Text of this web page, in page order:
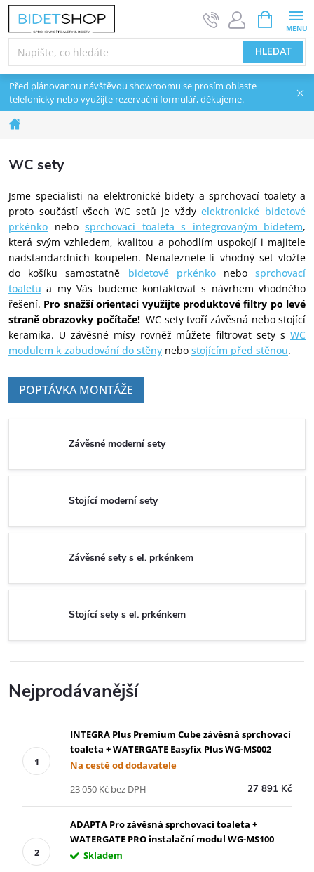
Přejít na obsah
HLEDAT
Před plánovanou návštěvou showroomu se prosím ohlaste
telefonicky nebo využijte rezervační formulář, děkujeme.
WC sety
Jsme specialisti na elektronické bidety a sprchovací toalety a
proto součástí všech WC setů je vždyelektronické bidetové
prkénko nebo sprchovací toaleta s integrovaným bidetem,
která svým vzhledem, kvalitou a pohodlím uspokojí i majitele
nadstandardních koupelen. Nenaleznete-li vhodný set vložte
do košíku samostatně bidetové prkénkonebosprchovací
toaletu a my Vás budeme kontaktovat s návrhem vhodného
řešení. Pro snažší orientaci využijte produktové filtry po levé
straně obrazovky počítače!WC sety tvoří závěsná nebo stojící
keramika. U závěsné mísy rovněž můžete filtrovat sety s WC
modulem k zabudování do stěny nebo stojícím před stěnou.
POPTÁVKA MONTÁŽE
Závěsné moderní sety
Stojící moderní sety
Závěsné sety s el. prkénkem
Stojící sety s el. prkénkem
Nejprodávanější
INTEGRA Plus Premium Cube závěsná sprchovací
toaleta + WATERGATE Easyfix Plus WG-MS002
Na cestě od dodavatele
27 891 Kč
23 050 Kč bez DPH
ADAPTA Pro závěsná sprchovací toaleta +
WATERGATE PRO instalační modul WG-MS100
Skladem